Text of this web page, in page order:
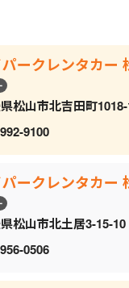
ークレンタカー
松山市北吉田町1018-
9100
ークレンタカー
松山市北土居3-15-10
0506